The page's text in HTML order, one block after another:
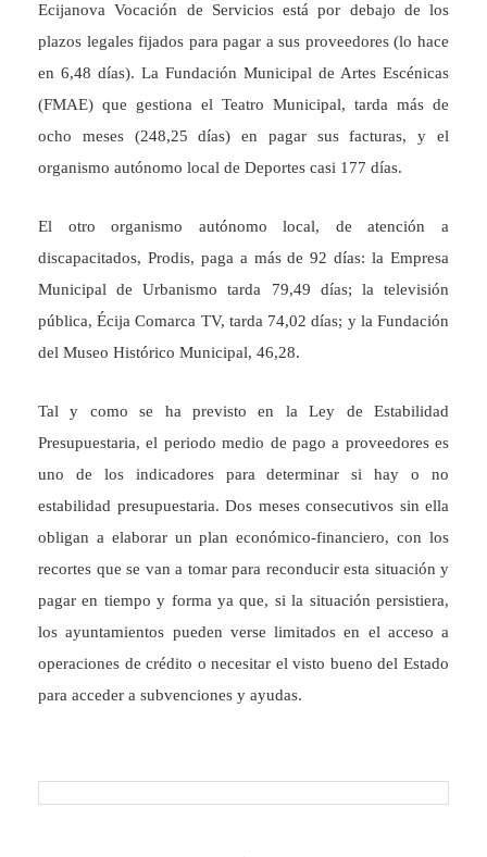
Ecijanova Vocación de Servicios está por debajo de los
plazos legales fijados para pagar a sus proveedores (lo hace
en 6,48 días). La Fundación Municipal de Artes Escénicas
(FMAE) que gestiona el Teatro Municipal, tarda más de
ocho meses (248,25 días) en pagar sus facturas, y el
organismo autónomo local de Deportes casi 177 días.
El otro organismo autónomo local, de atención a
discapacitados, Prodis, paga a más de 92 días: la Empresa
Municipal de Urbanismo tarda 79,49 días; la televisión
pública, Écija Comarca TV, tarda 74,02 días; y la Fundación
del Museo Histórico Municipal, 46,28.
Tal y como se ha previsto en la Ley de Estabilidad
Presupuestaria, el periodo medio de pago a proveedores es
uno de los indicadores para determinar si hay o no
estabilidad presupuestaria. Dos meses consecutivos sin ella
obligan a elaborar un plan económico-financiero, con los
recortes que se van a tomar para reconducir esta situación y
pagar en tiempo y forma ya que, si la situación persistiera,
los ayuntamientos pueden verse limitados en el acceso a
operaciones de crédito o necesitar el visto bueno del Estado
para acceder a subvenciones y ayudas.